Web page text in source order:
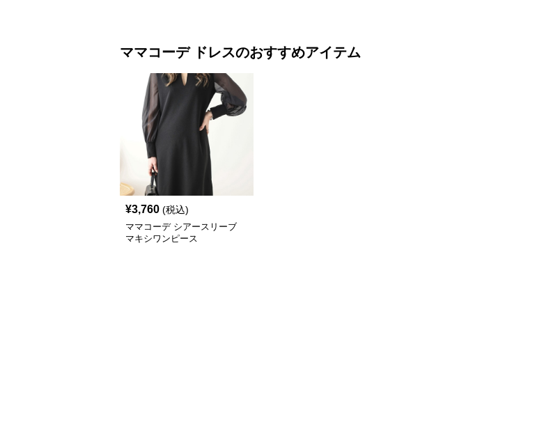
ママコーデ ドレスのおすすめアイテム
¥3,760 (税込)
ママコーデ シアースリーブ
マキシワンピース